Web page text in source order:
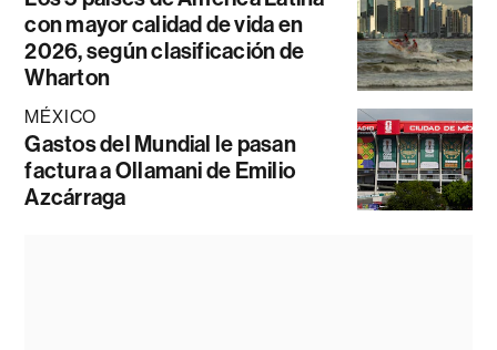
con mayor calidad de vida en
2026, según clasificación de
Wharton
MÉXICO
Gastos del Mundial le pasan
factura a Ollamani de Emilio
Azcárraga